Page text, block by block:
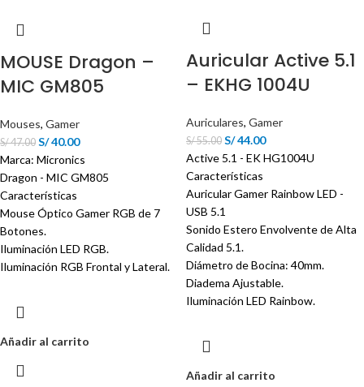
MOUSE Dragon –
MIC GM805
Mouses, Gamer
S/47.00 S/40.00
Marca: Micronics
Dragon - MIC GM805
Características
Mouse Óptico Gamer RGB de 7
Botones.
Iluminación LED RGB.
Iluminación RGB Frontal y Lateral.
Añadir al carrito
Auricular Active 5.1
– EKHG 1004U
Auriculares, Gamer
S/55.00 S/44.00
Active 5.1 - EK HG1004U
Características
Auricular Gamer Rainbow LED -
USB 5.1
Sonido Estero Envolvente de Alta
Calidad 5.1.
Diámetro de Bocina: 40mm.
Diadema Ajustable.
Iluminación LED Rainbow.
Añadir al carrito